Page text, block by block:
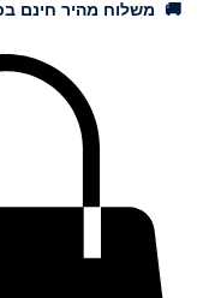
🚚 משלוח מהיר חינם בכל